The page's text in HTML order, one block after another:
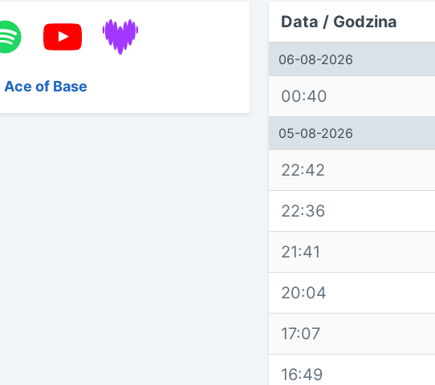
Ace of Base
Data / Godzina
06-08-2026
00:40
05-08-2026
22:42
22:36
21:41
20:04
17:07
16:49